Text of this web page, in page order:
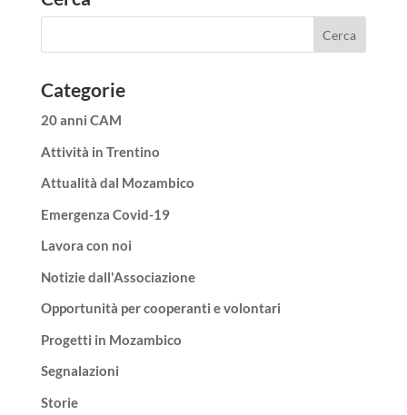
Categorie
20 anni CAM
Attività in Trentino
Attualità dal Mozambico
Emergenza Covid-19
Lavora con noi
Notizie dall'Associazione
Opportunità per cooperanti e volontari
Progetti in Mozambico
Segnalazioni
Storie